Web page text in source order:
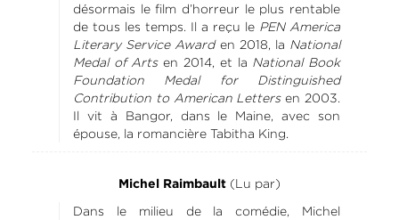
désormais le film d’horreur le plus rentable
de tous les temps. Il a reçu le PEN America
Literary Service Awarden 2018, la National
Medal of Artsen 2014, et la National Book
Foundation Medal for Distinguished
Contribution to American Lettersen 2003.
Il vit à Bangor, dans le Maine, avec son
épouse, la romancière Tabitha King.
Michel Raimbault (Lu par)
Dans le milieu de la comédie, Michel